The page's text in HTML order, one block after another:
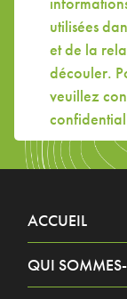
utilisées
et de la
découler.
veuillez
ACCUEIL
QUI